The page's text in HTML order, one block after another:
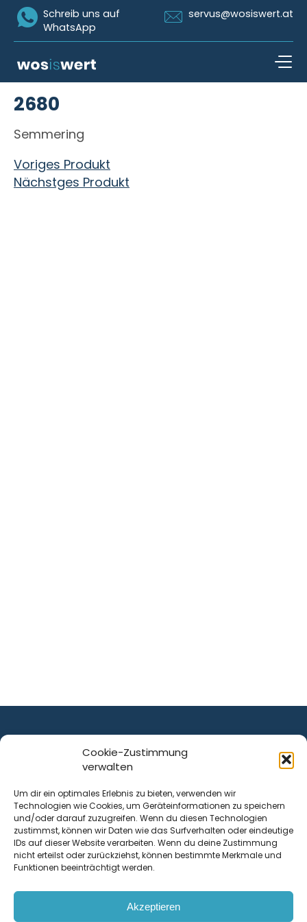
Cookie-Zustimmung
verwalten
Um dir ein optimales Erlebnis zu bieten, verwenden wir
Technologien wie Cookies, um Geräteinformationen zu speichern
und/oder darauf zuzugreifen. Wenn du diesen Technologien
zustimmst, können wir Daten wie das Surfverhalten oder eindeutige
IDs auf dieser Website verarbeiten. Wenn du deine Zustimmung
nicht erteilst oder zurückziehst, können bestimmte Merkmale und
Funktionen beeinträchtigt werden.
Akzeptieren
Icon Whatsapp
Schreib uns auf
WhatsApp
Icon Email
servus@wosiswert.at
2680
Semmering
Beitragsnavigation
Voriges Produkt
Nächstges Produkt
ist ein Service von
Krenn Real GmbH
Tischlerstraße 12
4050Traun| Österreich
Kontakt